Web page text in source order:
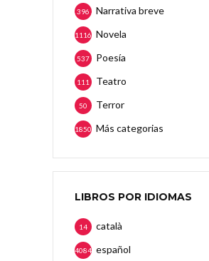
Narrativa breve
396
Novela
1116
Poesía
537
Teatro
111
Terror
50
Más categorias
1850
LIBROS POR IDIOMAS
català
14
español
4084